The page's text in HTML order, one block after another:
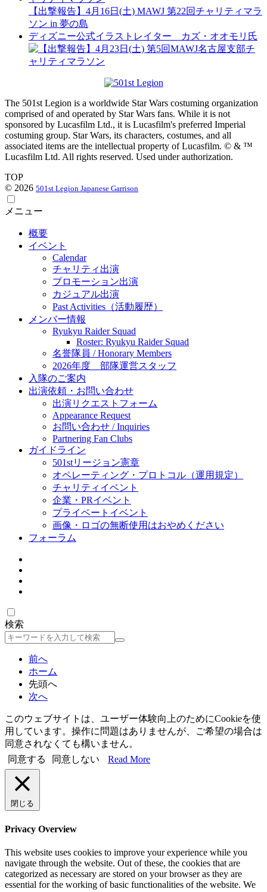
【出撃報告】4月16日(土) MAWJ 第22回チャリティマラ
ソン in 夢の島
ディズニー公式イラストレイター カズ・オオモリ氏
The 501st Legion is a worldwide Star Wars costuming organization
comprised of and operated by Star Wars fans. While it is not
sponsored by Lucasfilm Ltd., it is Lucasfilm's preferred Imperial
costuming group. Star Wars, its characters, costumes, and all
associated items are the intellectual property of Lucasfilm. © & ™
Lucasfilm Ltd. All rights reserved. Used under authorization.
TOP
© 2026 501st Legion Japanese Garrison
メニュー
概要
イベント
Calendar
チャリティ出演
プロモーション出演
カジュアル出演
Past Activities（活動履歴）
メンバー情報
Ryukyu Raider Squad
Roster: Ryukyu Raider Squad
名誉隊員 / Honorary Members
2026年度 部隊運営スタッフ
入隊のご案内
出演依頼・お問い合わせ
出演リクエストフォーム
Appearance Request
お問い合わせ / Inquiries
Partnering Fan Clubs
ガイドライン
501stリージョン憲章
オペレーティング・プロトコル（運用規定）
チャリティイベント
企業・PRイベント
プライベートイベント
画像・ロゴの無断使用はおやめください
フォーラム
検索
検
前へ
ホーム
先頭へ
次へ
このウェブサイトは、ユーザー体験向上のためにCookieを使
用しています。操作に問題はありませんが、ご希望の場合は
同意されなくても構いません。
同意する
同意しない Read More
閉じる
Privacy Overview
This website uses cookies to improve your experience while you
navigate through the website. Out of these, the cookies that are
categorized as necessary are stored on your browser as they are
essential for the working of basic functionalities of the website. We